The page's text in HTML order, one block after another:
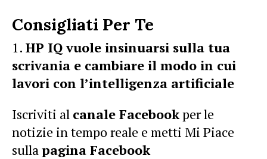
Consigliati Per Te
HP IQ vuole insinuarsi sulla tua
scrivania e cambiare il modo in cui
lavori con l’intelligenza artificiale
Iscriviti al canale Facebookper le
notizie in tempo reale e metti Mi Piace
sullapagina Facebook